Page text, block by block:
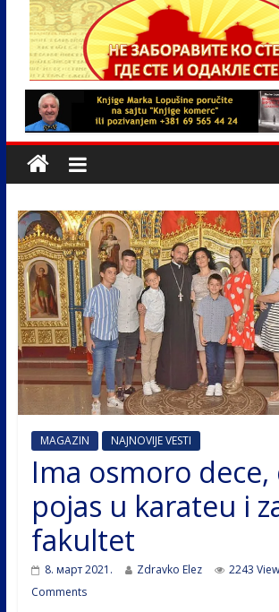
MAGAZIN NAJNOVIJE VESTI
Ima osmoro dece,
pojas u karateu i
fakultet
8. март 2021. Zdravko Elez 2243
Comments